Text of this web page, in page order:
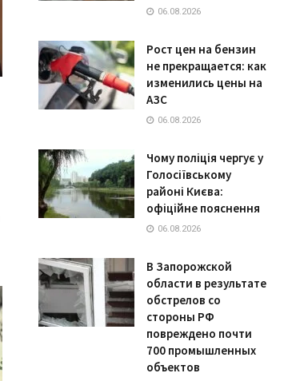
06.08.2026
Рост цен на бензин
не прекращается: как
изменились цены на
АЗС
06.08.2026
Чому поліція чергує у
Голосіївському
районі Києва:
офіційне пояснення
06.08.2026
В Запорожской
области в результате
обстрелов со
стороны РФ
повреждено почти
700 промышленных
объектов